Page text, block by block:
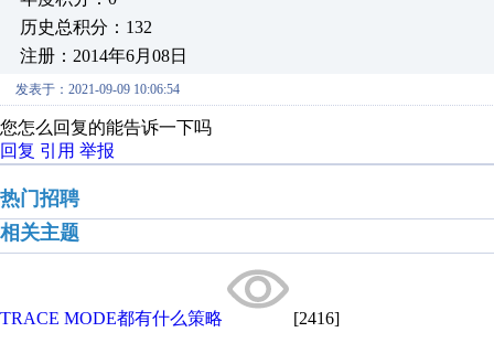
历史总积分：132
注册：2014年6月08日
发表于：2021-09-09 10:06:54
您怎么回复的能告诉一下吗
回复 引用 举报
热门招聘
相关主题
TRACE MODE都有什么策略 [2416]